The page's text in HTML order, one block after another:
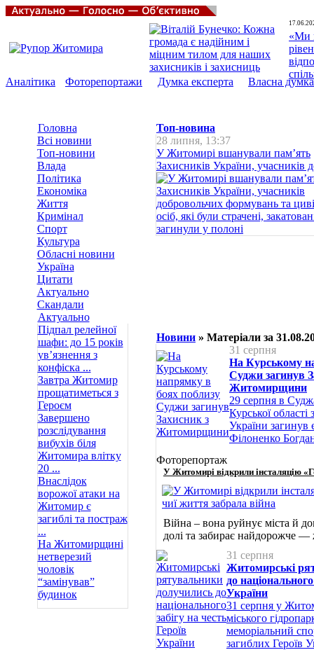
«Ми
Аналітика Фоторепортажи Думка експерта Власна думка
Головна
Всі новини
Топ-новини
Влада
Політика
Економіка
Життя
Кримінал
Спорт
Культура
Обласні новини
Україна
Цитати
Актуально
Скандали
Актуально
Підпал релейної
шафи: до 15 років
ув’язнення з
конфіска ...
Завтра Житомир
прощатиметься з
Героєм
Завершено
розслідування
вибухів біля
Житомира влітку
20 ...
Внаслідок
ворожої атаки на
Житомир є
загиблі та постраж
...
На Житомирщині
нетверезий
чоловік
“замінував”
будинок
Топ-новина
28 липня, 13:37
У Житомирі вшанували пам’ять
Захисників України, учасників
Новини » Матеріали за
31 серпня
На Курському
Суджи загинув
Житомирщини
29 серпня в
Курської області
України загинув
Філоненко
Фоторепортаж
У Житомирі відкрили інсталяцію
Війна – вона руйнує міста й
долі та забирає найдорожче
31 серпня
Житомирські
до
України
31 серпня у
міського
меморіальний
загиблих Героїв